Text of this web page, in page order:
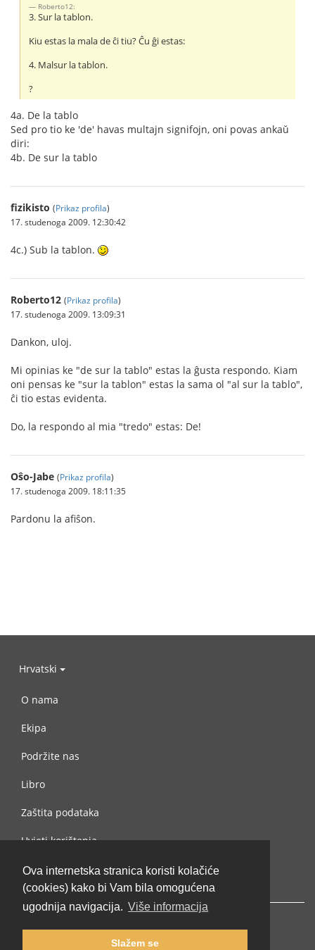
Ova internetska stranica koristi kolačiće
(cookies) kako bi Vam bila omogućena
ugodnija navigacija. Više informacija
Slažem se
Roberto12:
3. Sur la tablon.
Kiu estas la mala de ĉi tiu? Ĉu ĝi estas:
4. Malsur la tablon.
?
4a. De la tablo
Sed pro tio ke 'de' havas multajn signifojn, oni povas ankaŭ
diri:
4b. De sur la tablo
fizikisto (Prikaz profila)
17. studenoga 2009. 12:30:42
4c.) Sub la tablon.
Roberto12 (Prikaz profila)
17. studenoga 2009. 13:09:31
Dankon, uloj.
Mi opinias ke "de sur la tablo" estas la ĝusta respondo. Kiam
oni pensas ke "sur la tablon" estas la sama ol "al sur la tablo",
ĉi tio estas evidenta.
Do, la respondo al mia "tredo" estas: De!
Oŝo-Jabe (Prikaz profila)
17. studenoga 2009. 18:11:35
Pardonu la afiŝon.
Hrvatski
O nama
Ekipa
Podržite nas
Libro
Zaštita podataka
Uvjeti korištenja
Kontaktiraj nas